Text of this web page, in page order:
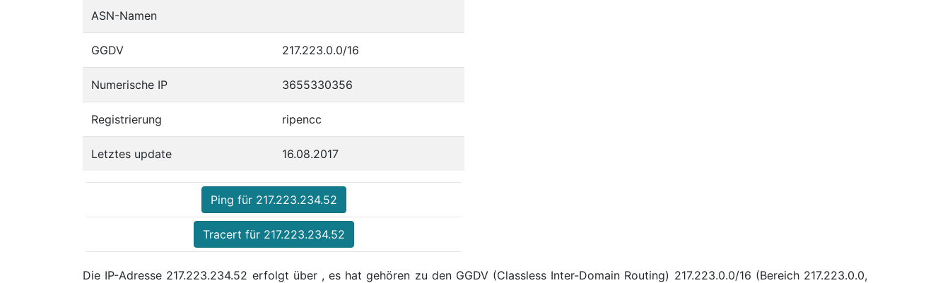
ASN-Namen
GGDV 217.223.0.0/16
Numerische IP 3655330356
Registrierung ripencc
Letztes update 16.08.2017
Ping für 217.223.234.52
Tracert für 217.223.234.52
Die IP-Adresse 217.223.234.52 erfolgt über , es hat gehören zu den GGDV (Classless Inter-Domain Routing) 217.223.0.0/16 (Bereich 217.223.0.0,